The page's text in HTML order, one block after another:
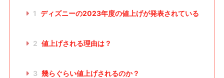
1 ディズニーの2023年度の値上げが発表されている
2 値上げされる理由は？
3 幾らぐらい値上げされるのか？